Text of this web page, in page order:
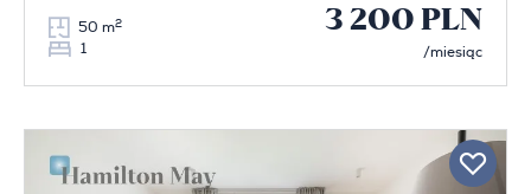
50 m2
1
3 200 PLN
/miesiąc